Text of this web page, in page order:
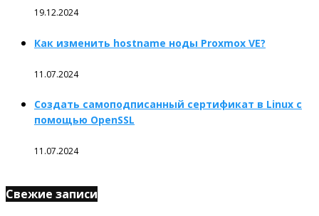
19.12.2024
Как изменить hostname ноды Proxmox VE?
11.07.2024
Создать самоподписанный сертификат в Linux с
помощью OpenSSL
11.07.2024
Свежие записи